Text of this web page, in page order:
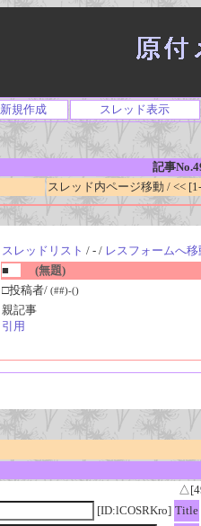
新規作成 スレッド表示
記事
スレッド内ページ移動 / <<
スレッドリスト / - / レスフォームへ移
■
(無題)
□投稿者/ (##)-()
親記事
引用
[ID:lCOSRKro] Title